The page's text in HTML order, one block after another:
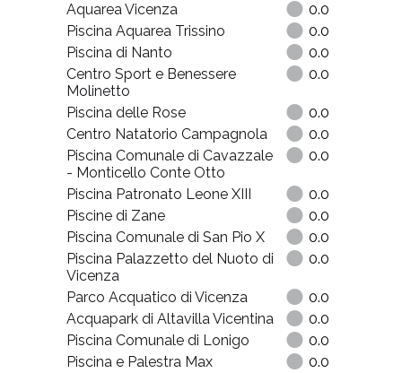
Aquarea Vicenza
0.0
Piscina Aquarea Trissino
0.0
Piscina di Nanto
0.0
Centro Sport e Benessere
Molinetto
0.0
Piscina delle Rose
0.0
Centro Natatorio Campagnola
0.0
Piscina Comunale di Cavazzale
- Monticello Conte Otto
0.0
Piscina Patronato Leone XIII
0.0
Piscine di Zane
0.0
Piscina Comunale di San Pio X
0.0
Piscina Palazzetto del Nuoto di
Vicenza
0.0
Parco Acquatico di Vicenza
0.0
Acquapark di Altavilla Vicentina
0.0
Piscina Comunale di Lonigo
0.0
Piscina e Palestra Max
0.0